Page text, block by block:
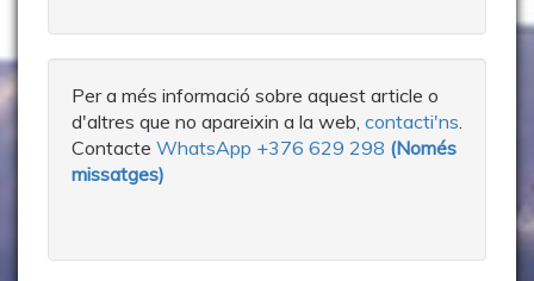
Per a més informació sobre aquest article o
d'altres que no apareixin a la web, contacti'ns.
Contacte WhatsApp +376 629 298 (Només
missatges)